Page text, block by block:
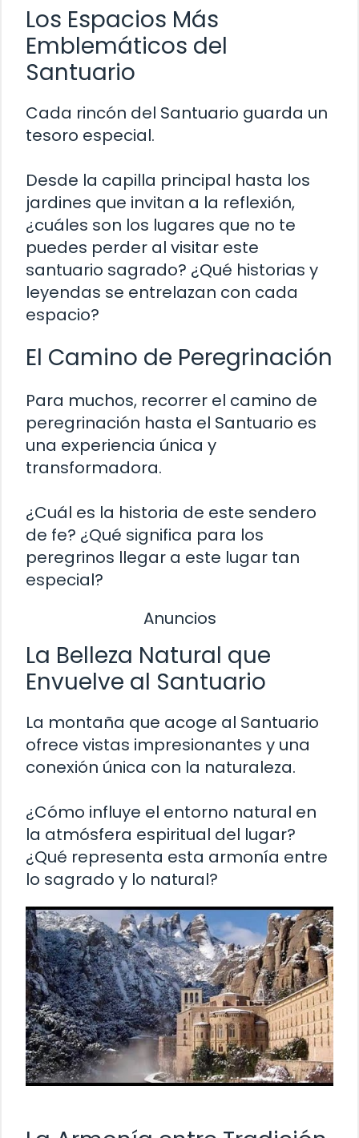
Los Espacios Más
Emblemáticos del
Santuario
Cada rincón del Santuario guarda un
tesoro especial.
Desde la capilla principal hasta los
jardines que invitan a la reflexión,
¿cuáles son los lugares que no te
puedes perder al visitar este
santuario sagrado? ¿Qué historias y
leyendas se entrelazan con cada
espacio?
El Camino de Peregrinación
Para muchos, recorrer el camino de
peregrinación hasta el Santuario es
una experiencia única y
transformadora.
¿Cuál es la historia de este sendero
de fe? ¿Qué significa para los
peregrinos llegar a este lugar tan
especial?
Anuncios
La Belleza Natural que
Envuelve al Santuario
La montaña que acoge al Santuario
ofrece vistas impresionantes y una
conexión única con la naturaleza.
¿Cómo influye el entorno natural en
la atmósfera espiritual del lugar?
¿Qué representa esta armonía entre
lo sagrado y lo natural?